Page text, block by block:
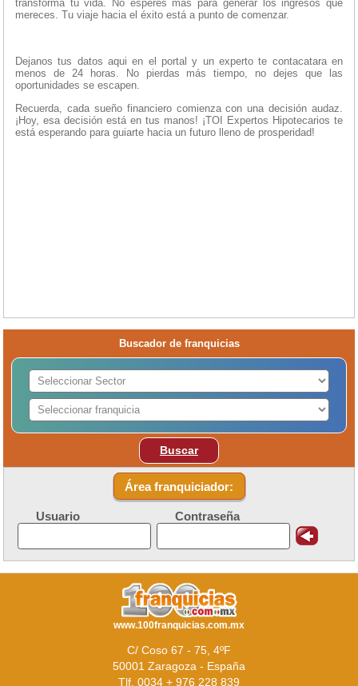
transforma tu vida. No esperes más para generar los ingresos que
mereces. Tu viaje hacia el éxito está a punto de comenzar.
Dejanos tus datos aqui en el portal y un experto te contacatara en
menos de 24 horas. No pierdas más tiempo, no dejes que las
oportunidades se escapen.
Recuerda, cada sueño financiero comienza con una decisión audaz.
¡Hoy, esa decisión está en tus manos! ¡TOI Expertos Hipotecarios te
está esperando para guiarte hacia un futuro lleno de prosperidad!
Buscador de franquicias
Buscar
Área franquiciador:
Usuario Contraseña
www.100franquicias.com.mx
C/ Coso 67 - 75, 4ºF
50001 Zaragoza - España
Tlf. 0034 + 976 228 839